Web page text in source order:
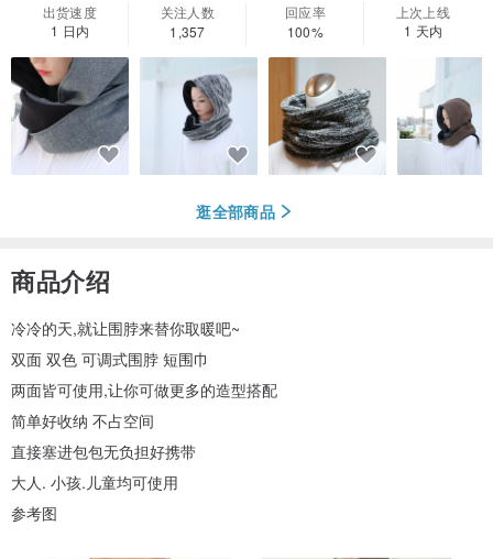
出货速度
1 日内
关注人数
1,357
回应率
100%
上次上线
1 天内
逛全部商品
商品介绍
冷冷的天,就让围脖来替你取暖吧~
双面 双色 可调式围脖 短围巾
两面皆可使用,让你可做更多的造型搭配
简单好收纳 不占空间
直接塞进包包无负担好携带
大人. 小孩.儿童均可使用
参考图